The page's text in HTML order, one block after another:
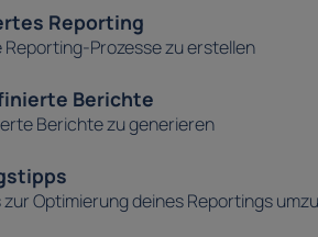
Reporting
Prozesse zu erstellen
Berichte
Berichte zu generieren
Optimierung deines Reportings